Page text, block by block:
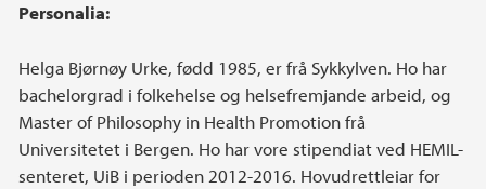
Personalia:
Helga Bjørnøy Urke, fødd 1985, er frå Sykkylven. Ho har
bachelorgrad i folkehelse og helsefremjande arbeid, og
Master of Philosophy in Health Promotion frå
Universitetet i Bergen. Ho har vore stipendiat ved HEMIL-
senteret, UiB i perioden 2012-2016. Hovudrettleiar for